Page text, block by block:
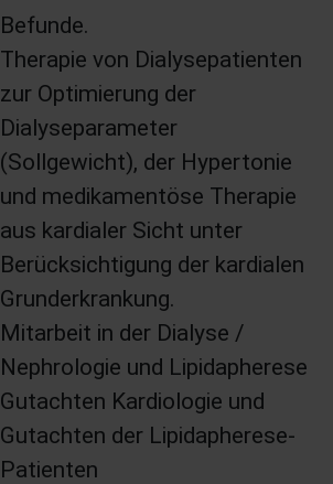
Befunde.
Therapie von Dialysepatienten
zur Optimierung der
Dialyseparameter
(Sollgewicht), der Hypertonie
und medikamentöse Therapie
aus kardialer Sicht unter
Berücksichtigung der kardialen
Grunderkrankung.
Mitarbeit in der Dialyse /
Nephrologie und Lipidapherese
Gutachten Kardiologie und
Gutachten der Lipidapherese-
Patienten